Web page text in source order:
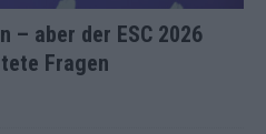
– aber der ESC 2026
Fragen